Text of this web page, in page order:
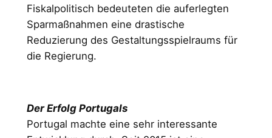
Fiskalpolitisch bedeuteten die auferlegten
Sparmaßnahmen eine drastische
Reduzierung des Gestaltungsspielraums für
die Regierung.
Der Erfolg Portugals
Portugal machte eine sehr interessante